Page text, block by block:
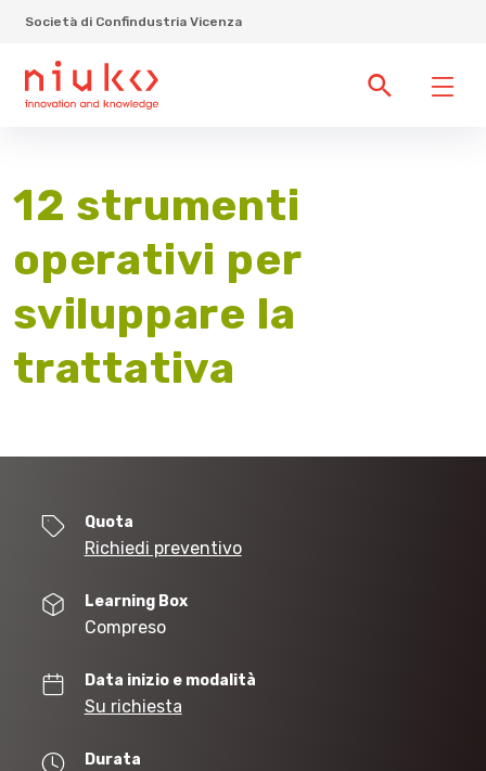
Società di Confindustria Vicenza
12 strumenti
operativi per
sviluppare la
trattativa
Quota
Richiedi preventivo
Learning Box
Compreso
Data inizio e modalità
Su richiesta
Durata